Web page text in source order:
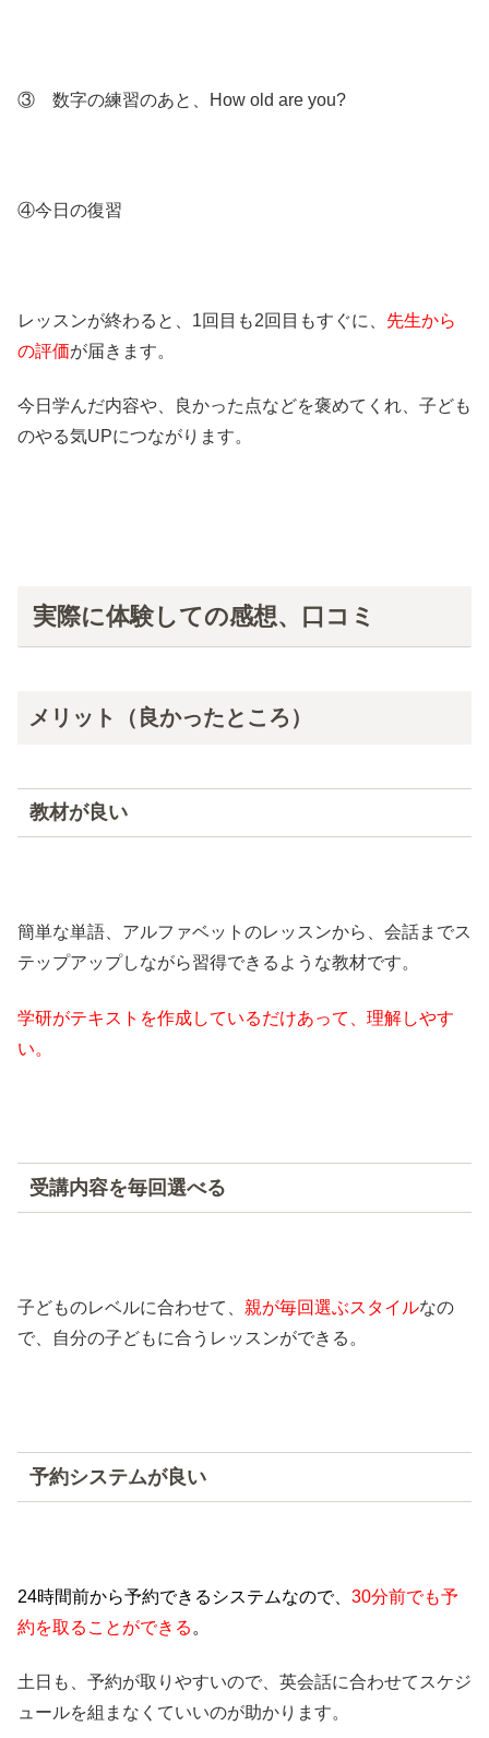
③ 数字の練習のあと、How old are you?
④今日の復習
レッスンが終わると、1回目も2回目もすぐに、 先生から
の評価が届きます。
今日学んだ内容や、良かった点などを褒めてくれ、子ども
のやる気UPにつながります。
実際に体験しての感想、口コミ
メリット（良かったところ）
教材が良い
簡単な単語、アルファベットのレッスンから、会話までス
テップアップしながら習得できるような教材です。
学研がテキストを作成しているだけあって、理解しやす
い。
受講内容を毎回選べる
子どものレベルに合わせて、 親が毎回選ぶスタイルなの
で、自分の子どもに合うレッスンができる。
予約システムが良い
24時間前から予約できるシステムなので、 30分前でも予
約を取ることができる 。
土日も、予約が取りやすいので、英会話に合わせてスケジ
ュールを組まなくていいのが助かります。